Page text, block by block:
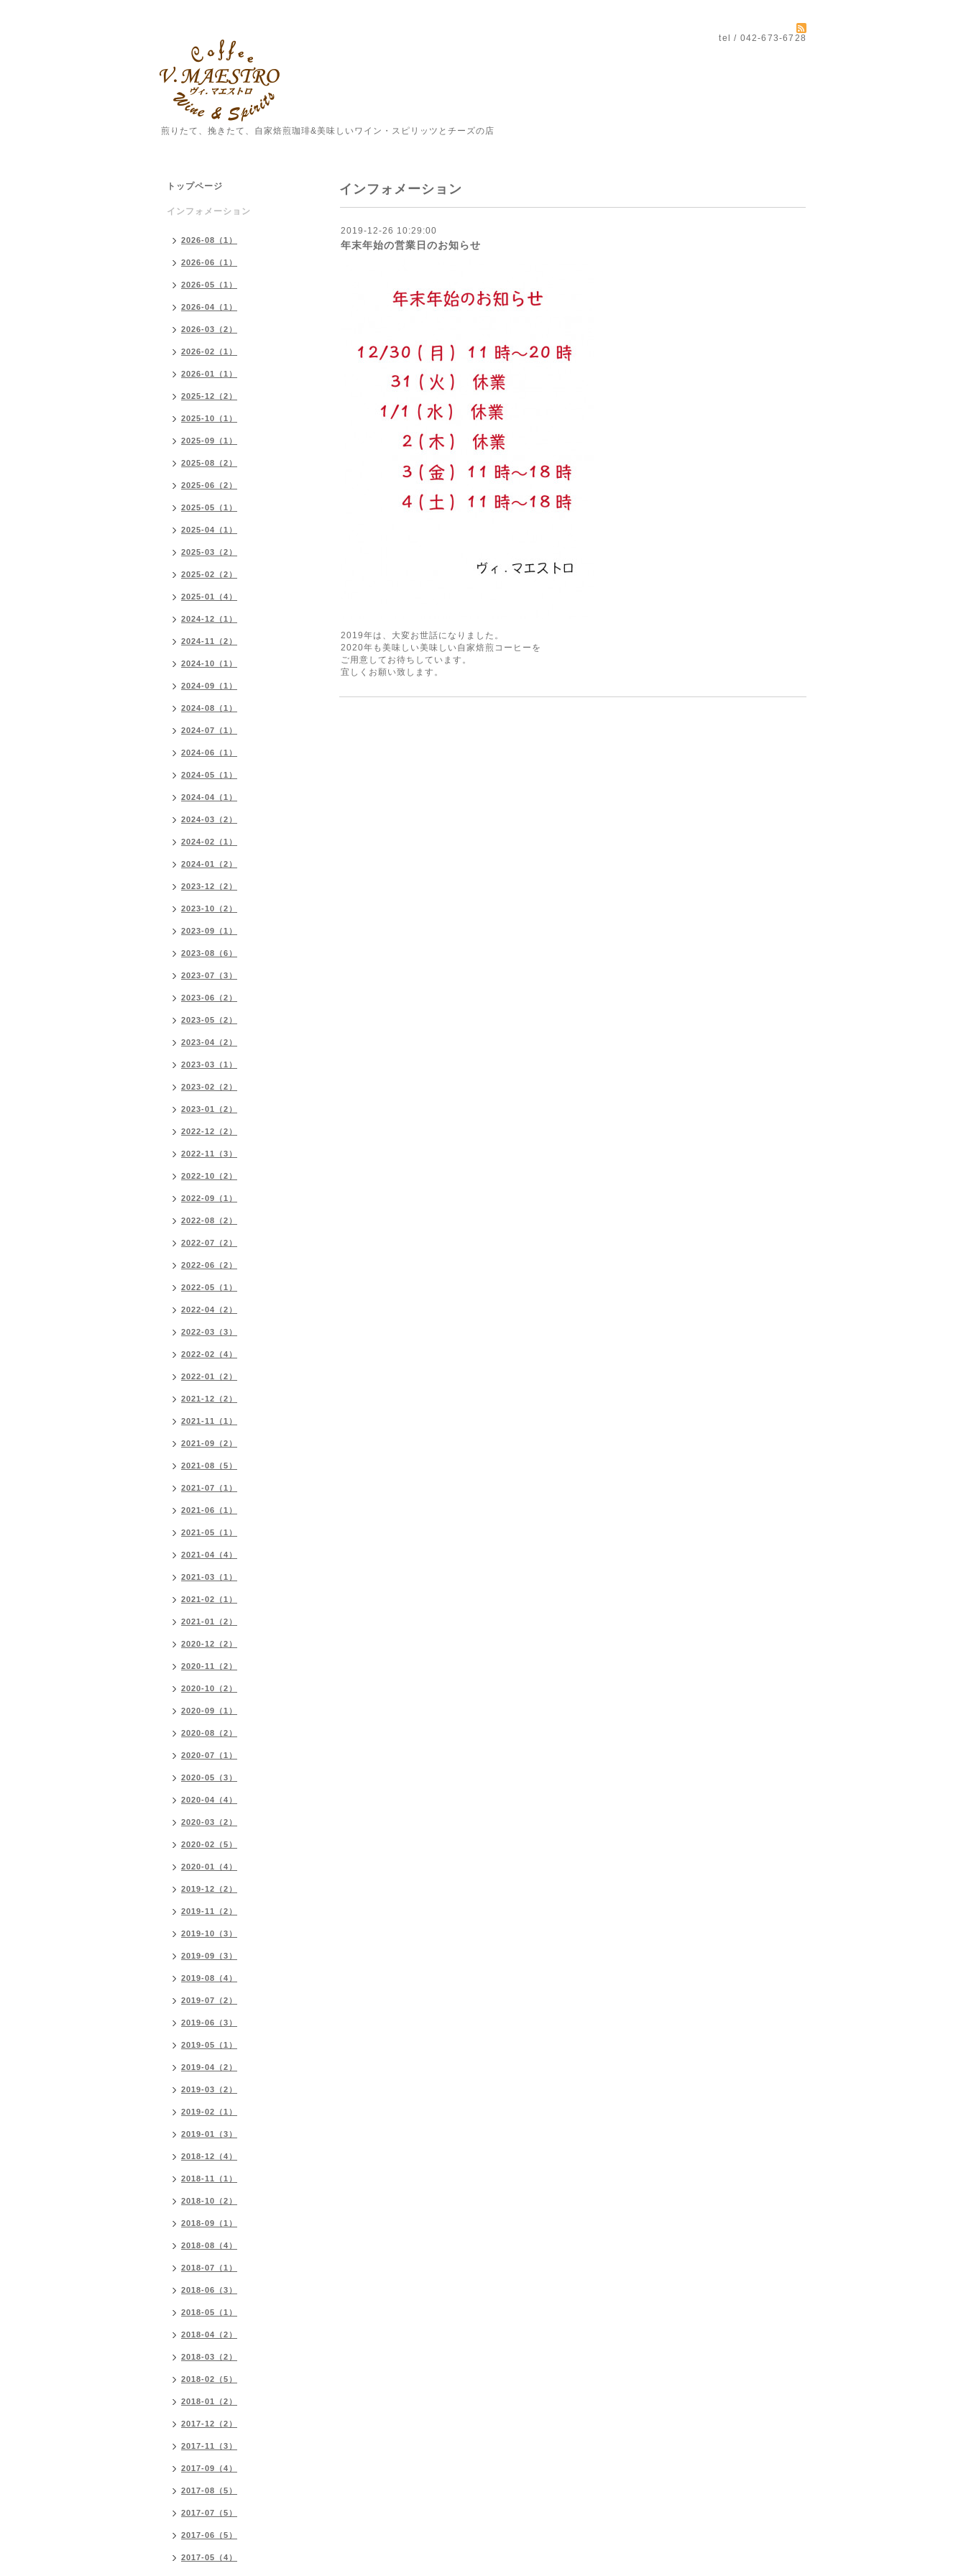
tel / 042-673-6728
煎りたて、挽きたて、自家焙煎珈琲&美味しいワイン・スピリッツとチーズの店
インフォメーション
2019-12-26 10:29:00
年末年始の営業日のお知らせ
2019年は、大変お世話になりました。
2020年も美味しい美味しい自家焙煎コーヒーを
ご用意してお待ちしています。
宜しくお願い致します。
トップページ
インフォメーション
2026-08（1）
2026-06（1）
2026-05（1）
2026-04（1）
2026-03（2）
2026-02（1）
2026-01（1）
2025-12（2）
2025-10（1）
2025-09（1）
2025-08（2）
2025-06（2）
2025-05（1）
2025-04（1）
2025-03（2）
2025-02（2）
2025-01（4）
2024-12（1）
2024-11（2）
2024-10（1）
2024-09（1）
2024-08（1）
2024-07（1）
2024-06（1）
2024-05（1）
2024-04（1）
2024-03（2）
2024-02（1）
2024-01（2）
2023-12（2）
2023-10（2）
2023-09（1）
2023-08（6）
2023-07（3）
2023-06（2）
2023-05（2）
2023-04（2）
2023-03（1）
2023-02（2）
2023-01（2）
2022-12（2）
2022-11（3）
2022-10（2）
2022-09（1）
2022-08（2）
2022-07（2）
2022-06（2）
2022-05（1）
2022-04（2）
2022-03（3）
2022-02（4）
2022-01（2）
2021-12（2）
2021-11（1）
2021-09（2）
2021-08（5）
2021-07（1）
2021-06（1）
2021-05（1）
2021-04（4）
2021-03（1）
2021-02（1）
2021-01（2）
2020-12（2）
2020-11（2）
2020-10（2）
2020-09（1）
2020-08（2）
2020-07（1）
2020-05（3）
2020-04（4）
2020-03（2）
2020-02（5）
2020-01（4）
2019-12（2）
2019-11（2）
2019-10（3）
2019-09（3）
2019-08（4）
2019-07（2）
2019-06（3）
2019-05（1）
2019-04（2）
2019-03（2）
2019-02（1）
2019-01（3）
2018-12（4）
2018-11（1）
2018-10（2）
2018-09（1）
2018-08（4）
2018-07（1）
2018-06（3）
2018-05（1）
2018-04（2）
2018-03（2）
2018-02（5）
2018-01（2）
2017-12（2）
2017-11（3）
2017-09（4）
2017-08（5）
2017-07（5）
2017-06（5）
2017-05（4）